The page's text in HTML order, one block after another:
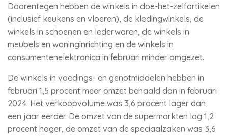
Daarentegen hebben de winkels in doe-het-zelfartikelen
(inclusief keukens en vloeren), de kledingwinkels, de
winkels in schoenen en lederwaren, de winkels in
meubels en woninginrichting en de winkels in
consumentenelektronica in februari minder omgezet.
De winkels in voedings- en genotmiddelen hebben in
februari 1,5 procent meer omzet behaald dan in februari
2024. Het verkoopvolume was 3,6 procent lager dan
een jaar eerder. De omzet van de supermarkten lag 1,2
procent hoger, de omzet van de speciaalzaken was 3,6